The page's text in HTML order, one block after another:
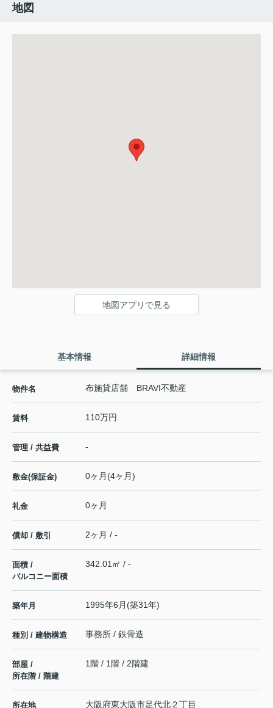
地図
地図アプリで見る
基本情報 詳細情報
物件名 布施貸店舗 BRAVI不動産
賃料 110万円
管理 / 共益費 -
敷金(保証金) 0ヶ月(4ヶ月)
礼金 0ヶ月
償却 / 敷引 2ヶ月 / -
面積 /
バルコニー面積
342.01㎡ / -
築年月 1995年6月(築31年)
種別 / 建物構造 事務所 / 鉄骨造
部屋 /
所在階 / 階建
1階 / 1階 / 2階建
所在地 大阪府東大阪市足代北２丁目